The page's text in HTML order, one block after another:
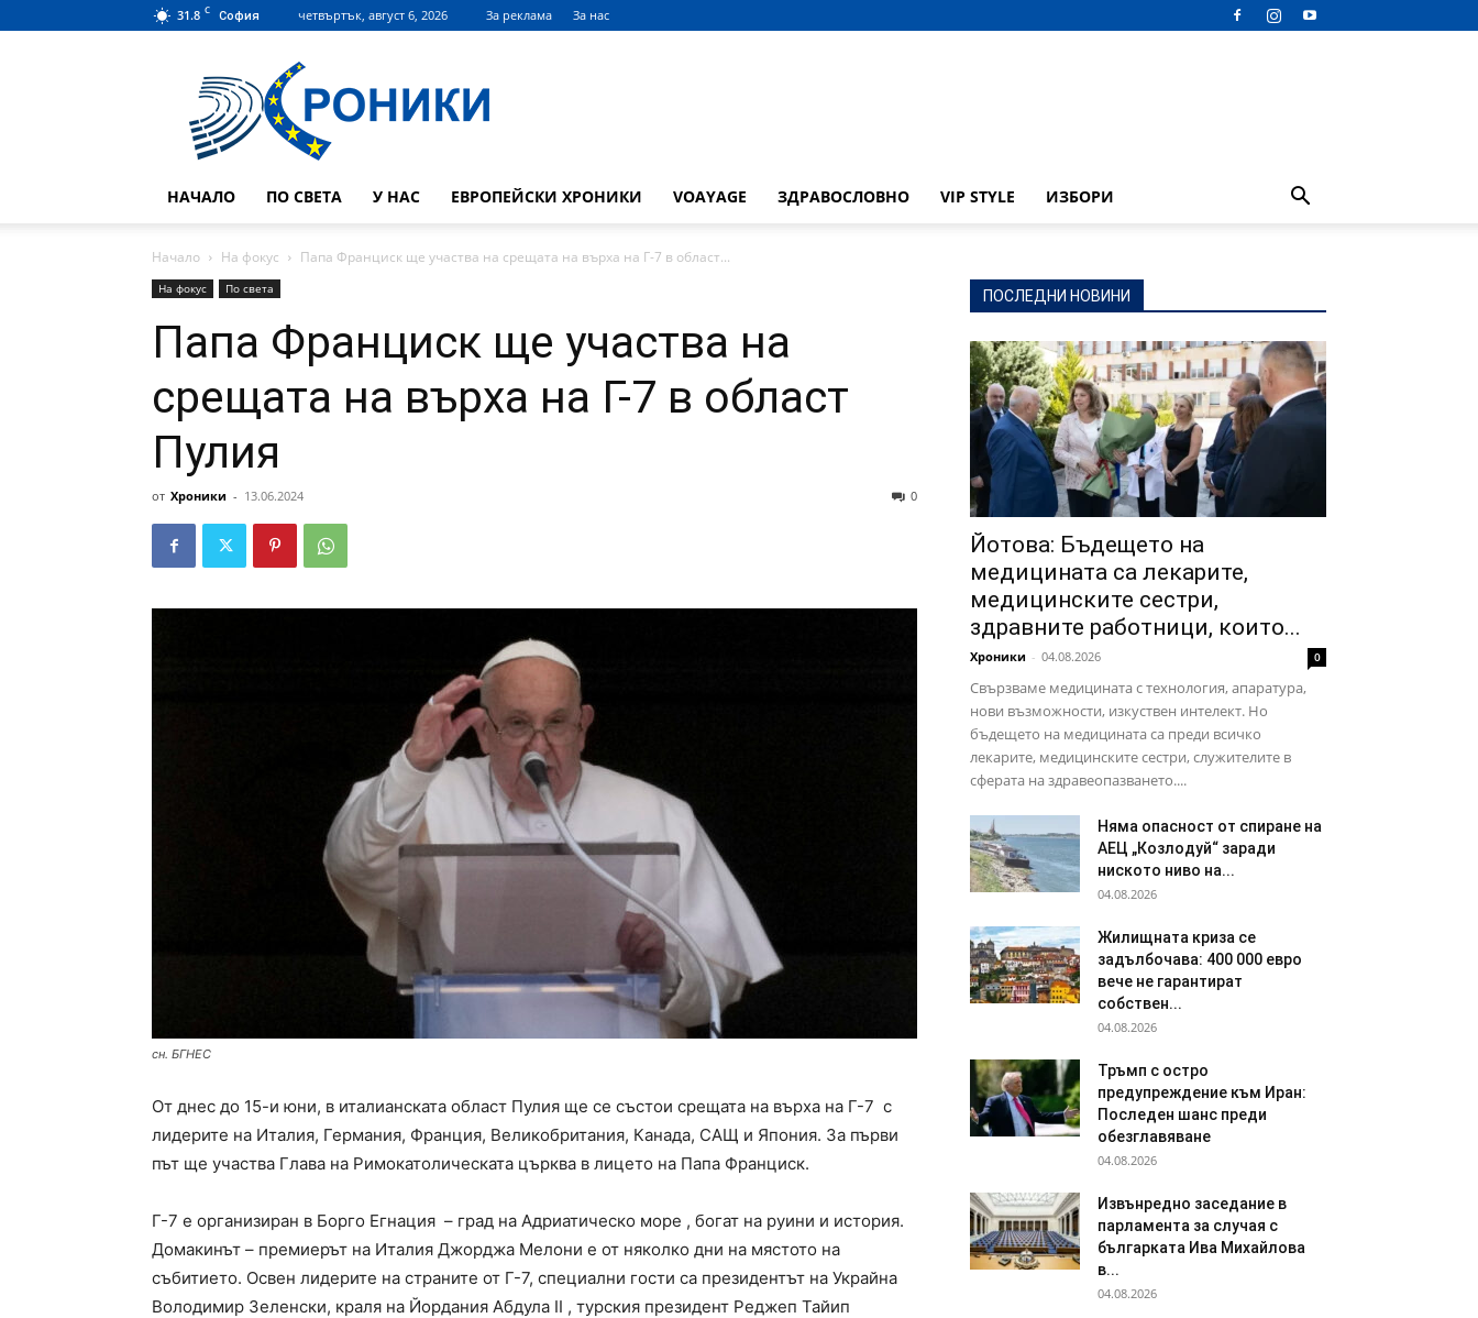
31.8 C София четвъртък, август 6, 2026 За реклама За нас
НАЧАЛО ПО СВЕТА У НАС ЕВРОПЕЙСКИ ХРОНИКИ VOAYAGE ЗДРАВОСЛОВНО VIP STYLE ИЗБОРИ
Начало На фокус Папа Франциск ще участва на срещата на върха на Г-7 в област...
На фокус По света
Папа Франциск ще участва на
срещата на върха на Г-7 в област
Пулия
от Хроники - 13.06.2024 0
сн. БГНЕС
От днес до 15-и юни, в италианската област Пулия ще се състои срещата на върха на Г-7 с
лидерите на Италия, Германия, Франция, Великобритания, Канада, САЩ и Япония. За първи
път ще участва Глава на Римокатолическата църква в лицето на Папа Франциск.
Г-7 е организиран в Борго Егнация – град на Адриатическо море , богат на руини и история.
Домакинът – премиерът на Италия Джорджа Мелони е от няколко дни на мястото на
събитието. Освен лидерите на страните от Г-7, специални гости са президентът на Украйна
Володимир Зеленски, краля на Йордания Абдула II , турския президент Реджеп Тайип
ПОСЛЕДНИ НОВИНИ
Йотова: Бъдещето на
медицината са лекарите,
медицинските сестри,
здравните работници, които...
Хроники - 04.08.2026 0
Свързваме медицината с технология, апаратура,
нови възможности, изкуствен интелект. Но
бъдещето на медицината са преди всичко
лекарите, медицинските сестри, служителите в
сферата на здравеопазването....
Няма опасност от спиране на
АЕЦ „Козлодуй“ заради
ниското ниво на...
04.08.2026
Жилищната криза се
задълбочава: 400 000 евро
вече не гарантират
собствен...
04.08.2026
Тръмп с остро
предупреждение към Иран:
Последен шанс преди
обезглавяване
04.08.2026
Извънредно заседание в
парламента за случая с
българката Ива Михайлова
в...
04.08.2026